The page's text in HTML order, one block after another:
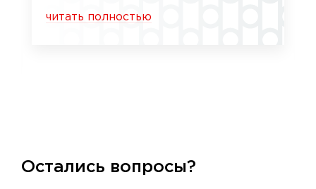
читать полностью
Остались вопросы?